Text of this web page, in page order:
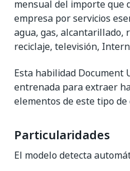
mensual del importe que
empresa por servicios
agua, gas, alcantarillado,
reciclaje, televisión,
Esta habilidad Document
entrenada para extraer
elementos de este tipo de
Particularidades
El modelo detecta